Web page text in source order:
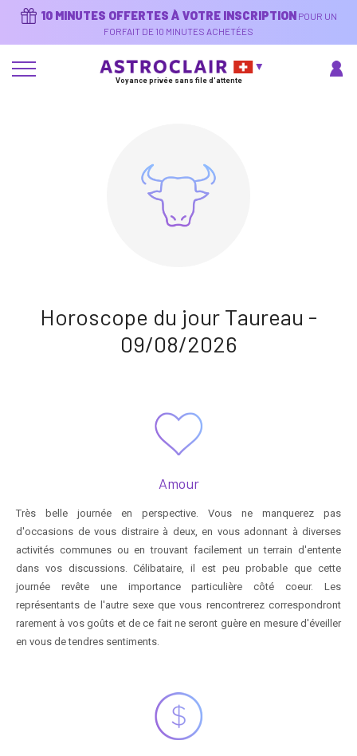
10 MINUTES OFFERTES À VOTRE INSCRIPTION POUR UN
FORFAIT DE 10 MINUTES ACHETÉES
Voyance privée sans file d'attente
Horoscope du jour Taureau -
09/08/2026
Amour
Très belle journée en perspective. Vous ne manquerez pas
d'occasions de vous distraire à deux, en vous adonnant à diverses
activités communes ou en trouvant facilement un terrain d'entente
dans vos discussions. Célibataire, il est peu probable que cette
journée revête une importance particulière côté coeur. Les
représentants de l'autre sexe que vous rencontrerez correspondront
rarement à vos goûts et de ce fait ne seront guère en mesure d'éveiller
en vous de tendres sentiments.